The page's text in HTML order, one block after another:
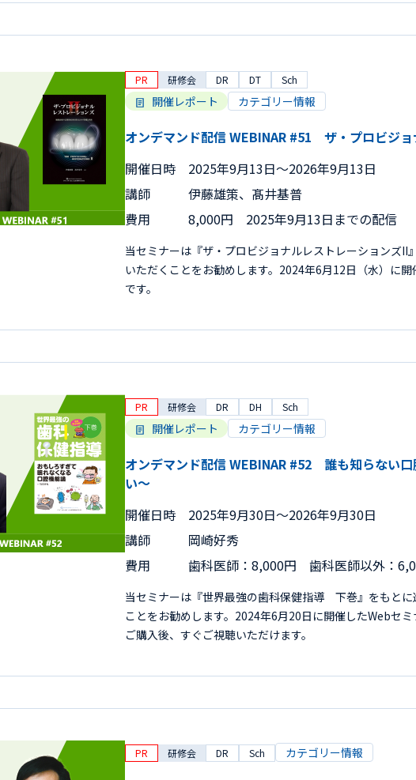
PR 研修会 DR DT Sch
開催レポート カテゴリー情報
オンデマンド配信 WEBINAR #51 ザ・プロビジ
開催日時
2025年9月13日〜2026年9月13日
講師
伊藤雄策、髙井基普
費用
8,000円 2025年9月13日までの配信
当セミナーは『ザ・プロビジョナルレストレーションズII
いただくことをお勧めします。2024年6月12日（水）に
です。
PR 研修会 DR DH Sch
開催レポート カテゴリー情報
オンデマンド配信 WEBINAR #52 誰も知らない
い～
開催日時
2025年9月30日〜2026年9月30日
講師
岡崎好秀
費用
歯科医師：8,000円 歯科医師以外：
当セミナーは『世界最強の歯科保健指導 下巻』をもと
ことをお勧めします。2024年6月20日に開催したWebセ
ご購入後、すぐご視聴いただけます。
PR 研修会 DR Sch カテゴリー情報